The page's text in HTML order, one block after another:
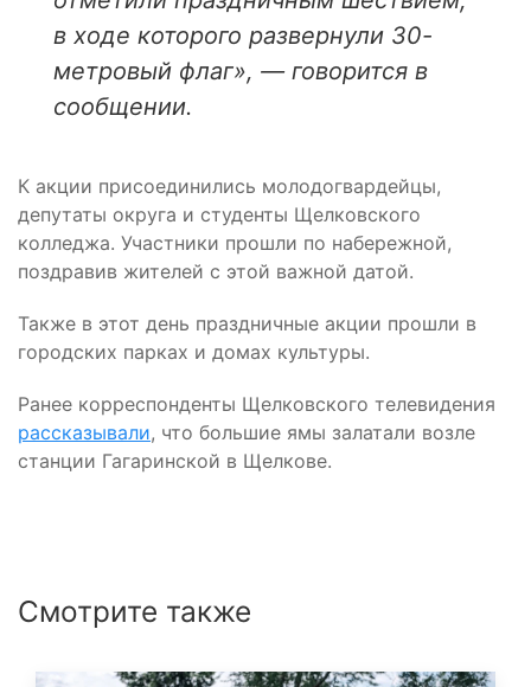
в ходе которого развернули 30-
метровый флаг», — говорится в
сообщении.
К акции присоединились молодогвардейцы,
депутаты округа и студенты Щелковского
колледжа. Участники прошли по набережной,
поздравив жителей с этой важной датой.
Также в этот день праздничные акции прошли в
городских парках и домах культуры.
Ранее корреспонденты Щелковского телевидения
рассказывали, что большие ямы залатали возле
станции Гагаринской в Щелкове.
Смотрите также